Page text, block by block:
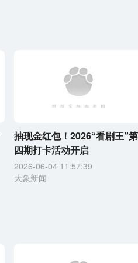
抽现金红包！2026“看剧王”第
四期打卡活动开启
2026-06-04 11:57:39
大象新闻